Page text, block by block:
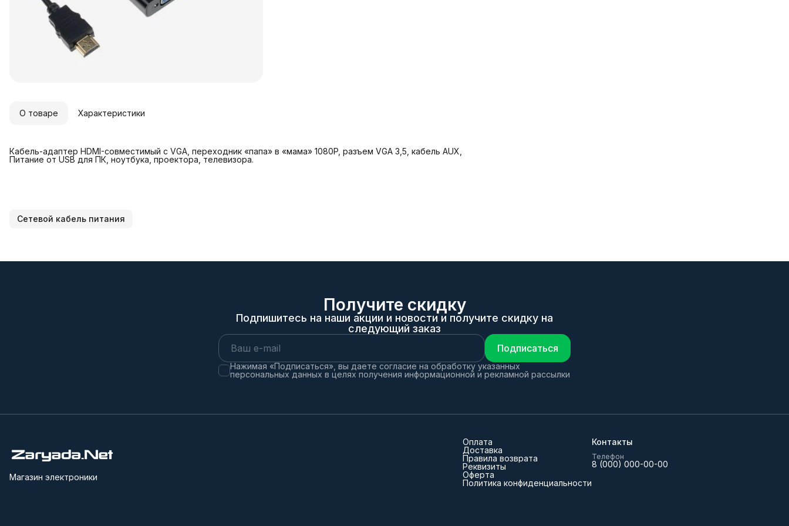
О товаре Характеристики
Кабель-адаптер HDMI-совместимый с VGA, переходник «папа» в «мама» 1080P, разъем VGA 3,5, кабель AUX,
Питание от USB для ПК, ноутбука, проектора, телевизора.
Сетевой кабель питания
Получите скидку
Подпишитесь на наши акции и новости и получите скидку на
следующий заказ
Подписаться
Нажимая «Подписаться», вы даете согласие на обработку указанных
персональных данных в целях получения информационной и рекламной рассылки
Магазин электроники
Оплата
Доставка
Правила возврата
Реквизиты
Оферта
Политика конфиденциальности
Контакты
Телефон
8 (000) 000-00-00